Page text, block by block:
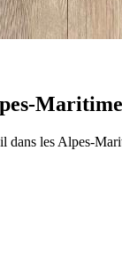
dans les Alpes-